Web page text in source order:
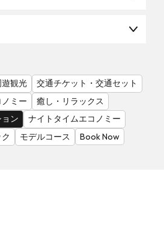
観光
交通チケット・交通セット
ミー
癒し・リラックス
ン
ナイトタイムエコノミー
モデルコース Book Now